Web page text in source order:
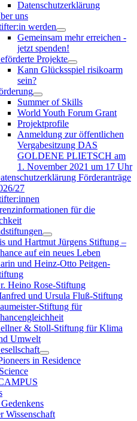
Datenschutzerklärung
uns
werden
Gemeinsam mehr erreichen -
jetzt spenden!
Projekte
Kann Glücksspiel risikoarm
sein?
Summer of Skills
World Youth Forum Grant
Projektprofile
Anmeldung zur öffentlichen
Vergabesitzung DAS
GOLDENE PLIETSCH am
1. November 2021 um 17 Uhr
Förderanträge
27
für die
und Hartmut Jürgens Stiftung –
auf ein neues Leben
und Heinz-Otto Peitgen-
Heino Rose-Stiftung
und Ursula Fluß-Stiftung
Stiftung für
& Stoll-Stiftung für Klima
Umwelt
in Residence
Wissenschaft